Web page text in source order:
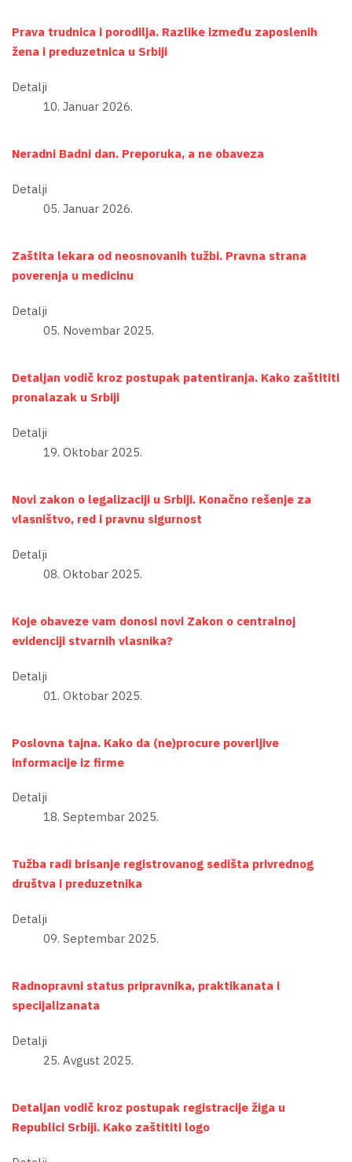
Prava trudnica i porodilja. Razlike između zaposlenih
žena i preduzetnica u Srbiji
Detalji
10. Januar 2026.
Neradni Badni dan. Preporuka, a ne obaveza
Detalji
05. Januar 2026.
Zaštita lekara od neosnovanih tužbi. Pravna strana
poverenja u medicinu
Detalji
05. Novembar 2025.
Detaljan vodič kroz postupak patentiranja. Kako zaštititi
pronalazak u Srbiji
Detalji
19. Oktobar 2025.
Novi zakon o legalizaciji u Srbiji. Konačno rešenje za
vlasništvo, red i pravnu sigurnost
Detalji
08. Oktobar 2025.
Koje obaveze vam donosi novi Zakon o centralnoj
evidenciji stvarnih vlasnika?
Detalji
01. Oktobar 2025.
Poslovna tajna. Kako da (ne)procure poverljive
informacije iz firme
Detalji
18. Septembar 2025.
Tužba radi brisanje registrovanog sedišta privrednog
društva i preduzetnika
Detalji
09. Septembar 2025.
Radnopravni status pripravnika, praktikanata i
specijalizanata
Detalji
25. Avgust 2025.
Detaljan vodič kroz postupak registracije žiga u
Republici Srbiji. Kako zaštititi logo